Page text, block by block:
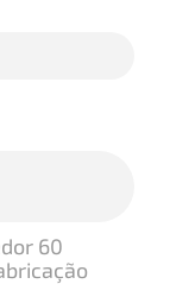
60